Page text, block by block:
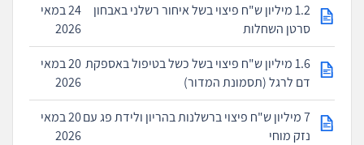
1.2 מיליון ש"ח פיצוי בשל איחור רשלני באבחון
סרטן השחלות
24 במאי
2026
1.6 מיליון ש"ח פיצוי בשל כשל בטיפול באספקת
דם לרגל (תסמונת המדור)
20 במאי
2026
7 מיליון ש"ח פיצוי ברשלנות בהריון ולידת פג עם
נזק מוחי
20 במאי
2026